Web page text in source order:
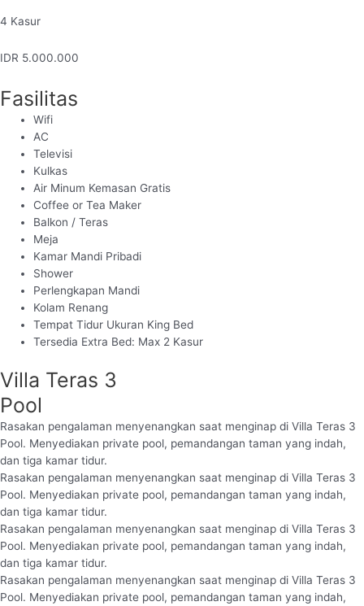
4 Kasur
IDR 5.000.000
Fasilitas
Wifi
AC
Televisi
Kulkas
Air Minum Kemasan Gratis
Coffee or Tea Maker
Balkon / Teras
Meja
Kamar Mandi Pribadi
Shower
Perlengkapan Mandi
Kolam Renang
Tempat Tidur Ukuran King Bed
Tersedia Extra Bed: Max 2 Kasur
Villa Teras 3
Pool
Rasakan pengalaman menyenangkan saat menginap di Villa Teras 3
Pool. Menyediakan private pool, pemandangan taman yang indah,
dan tiga kamar tidur.
Rasakan pengalaman menyenangkan saat menginap di Villa Teras 3
Pool. Menyediakan private pool, pemandangan taman yang indah,
dan tiga kamar tidur.
Rasakan pengalaman menyenangkan saat menginap di Villa Teras 3
Pool. Menyediakan private pool, pemandangan taman yang indah,
dan tiga kamar tidur.
Rasakan pengalaman menyenangkan saat menginap di Villa Teras 3
Pool. Menyediakan private pool, pemandangan taman yang indah,